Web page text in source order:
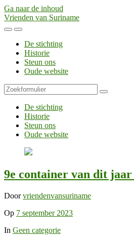
Ga naar de inhoud
Vrienden van Suriname
Toggle
mobiele
menu
Toggle
het
zoekveld
De stichting
Historie
Steun ons
Oude website
Zoeken
De stichting
Historie
Steun ons
Oude website
9e container van dit
Doorvriendenvansuriname
Op 7 september 2023
In Geen categorie